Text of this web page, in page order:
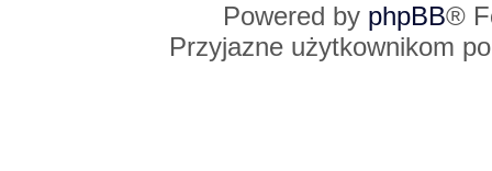
Powered by phpBB®
Przyjazne użytkownikom